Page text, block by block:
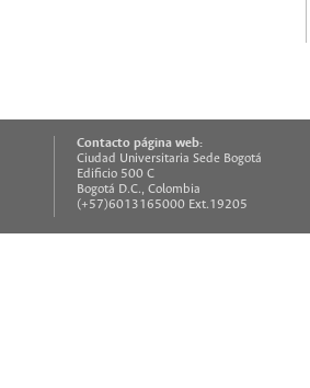
Contacto página web:
Ciudad Universitaria Sede Bogotá
Edificio 500 C
Bogotá D.C., Colombia
(+57)6013165000 Ext.19205